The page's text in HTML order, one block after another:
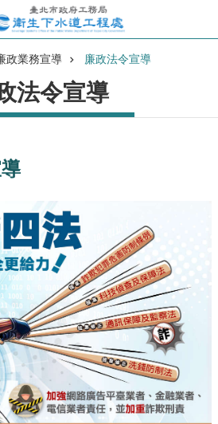
政業務宣導 廉政法令宣導
法令宣導